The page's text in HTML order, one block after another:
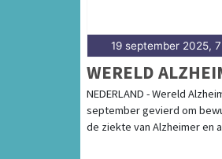
19 september 2025,
WERELD
NEDERLAND - Wereld
september gevierd om
de ziekte van Alzheimer en